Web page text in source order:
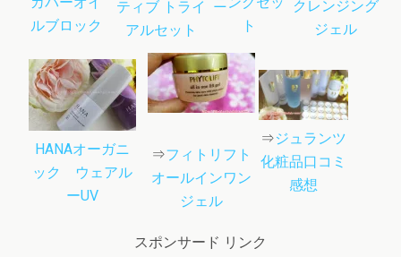
ルブロック
ティブ トライ
アルセット
ト
クレンジング
ジェル
HANAオーガニ
ック ウェアル
ーUV
⇒フィトリフト
オールインワン
ジェル
⇒ジュランツ
化粧品口コミ
感想
スポンサード リンク